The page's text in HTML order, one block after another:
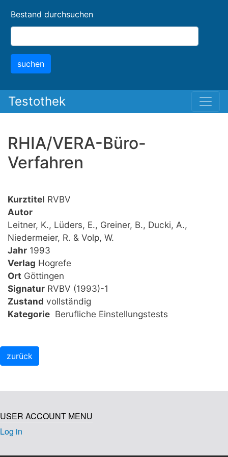
content
Bestand durchsuchen
suchen
Testothek
RHIA/VERA-Büro-
Verfahren
Kurztitel RVBV
Autor
Leitner, K., Lüders, E., Greiner, B., Ducki, A.,
Niedermeier, R. & Volp, W.
Jahr 1993
Verlag Hogrefe
Ort Göttingen
Signatur RVBV (1993)-1
Zustand vollständig
Kategorie Berufliche Einstellungstests
USER ACCOUNT MENU
Log in